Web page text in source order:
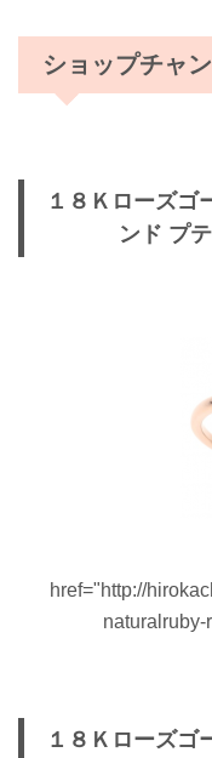
ショップチャ
１８Ｋローズゴ
ンド プ
href="http://
naturalruby-
１８Ｋローズゴ